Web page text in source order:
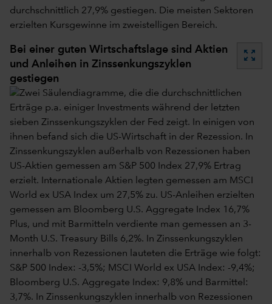
durchschnittlich 27,9% gestiegen. Die meisten Sektoren
erzielten Kursgewinne im zweistelligen Bereich.
Bei einer guten Wirtschaftslage sind Aktien
und Anleihen in Zinssenkungszyklen
gestiegen
zoom_out_map